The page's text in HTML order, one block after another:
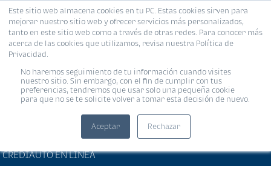
Este sitio web almacena cookies en tu PC. Estas cookies sirven para
mejorar nuestro sitio web y ofrecer servicios más personalizados,
tanto en este sitio web como a través de otras redes. Para conocer más
acerca de las cookies que utilizamos, revisa nuestra Política de
Privacidad.
No haremos seguimiento de tu información cuando visites
nuestro sitio. Sin embargo, con el fin de cumplir con tus
preferencias, tendremos que usar solo una pequeña cookie
para que no se te solicite volver a tomar esta decisión de nuevo.
Aceptar Rechazar
MENÚ
CREDIAUTO EN LÍNEA